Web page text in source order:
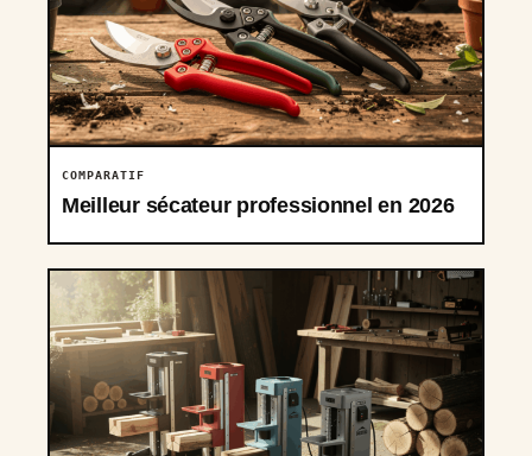
COMPARATIF
Meilleur sécateur professionnel en 2026